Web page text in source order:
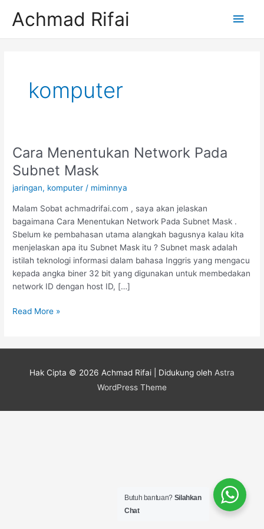
Achmad Rifai
komputer
Cara Menentukan Network Pada
Subnet Mask
jaringan, komputer / miminnya
Malam Sobat achmadrifai.com , saya akan jelaskan
bagaimana Cara Menentukan Network Pada Subnet Mask .
Sbelum ke pembahasan utama alangkah bagusnya kalau kita
menjelaskan apa itu Subnet Mask itu ? Subnet mask adalah
istilah teknologi informasi dalam bahasa Inggris yang mengacu
kepada angka biner 32 bit yang digunakan untuk membedakan
network ID dengan host ID, […]
Cara
Menentukan
Network
Pada
Read More »
Hak Cipta © 2026 Achmad Rifai | Didukung oleh Astra
WordPress Theme
Butuh bantuan? Silahkan
Chat